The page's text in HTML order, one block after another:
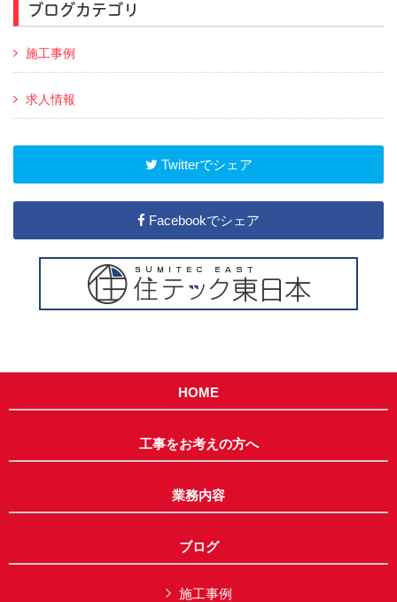
ブログカテゴリ
施工事例
求人情報
Twitterでシェア
Facebookでシェア
HOME
工事をお考えの方へ
業務内容
ブログ
施工事例